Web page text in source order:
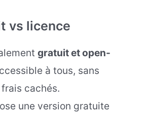
vs licence
gratuit et open-
à tous, sans
cachés.
une version gratuite